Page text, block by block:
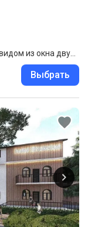
Выбрать